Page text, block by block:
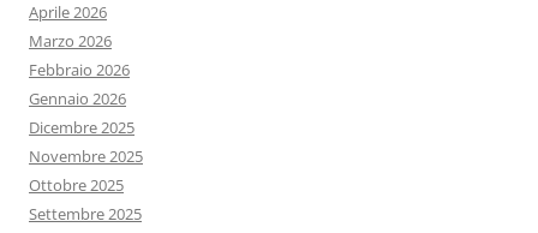
Aprile 2026
Marzo 2026
Febbraio 2026
Gennaio 2026
Dicembre 2025
Novembre 2025
Ottobre 2025
Settembre 2025